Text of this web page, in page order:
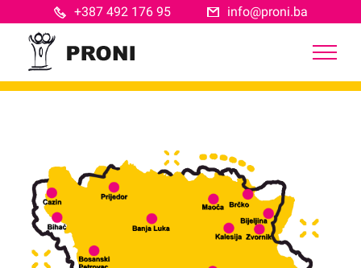
to
content
+387 492 176 95 info@proni.ba